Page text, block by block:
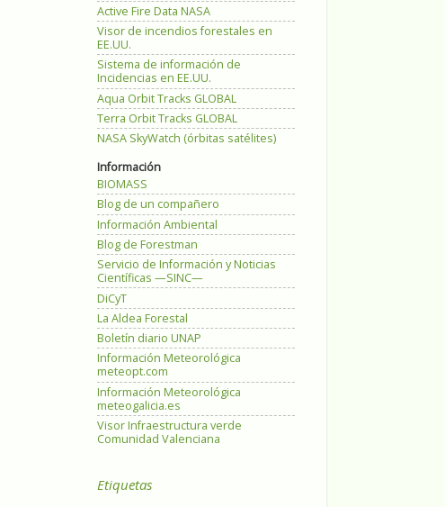
Active Fire Data NASA
Visor de incendios forestales en
EE.UU.
Sistema de información de
Incidencias en EE.UU.
Aqua Orbit Tracks GLOBAL
Terra Orbit Tracks GLOBAL
NASA SkyWatch (órbitas satélites)
Información
BIOMASS
Blog de un compañero
Información Ambiental
Blog de Forestman
Servicio de Información y Noticias
Científicas —SINC—
DiCyT
La Aldea Forestal
Boletín diario UNAP
Información Meteorológica
meteopt.com
Información Meteorológica
meteogalicia.es
Visor Infraestructura verde
Comunidad Valenciana
Etiquetas